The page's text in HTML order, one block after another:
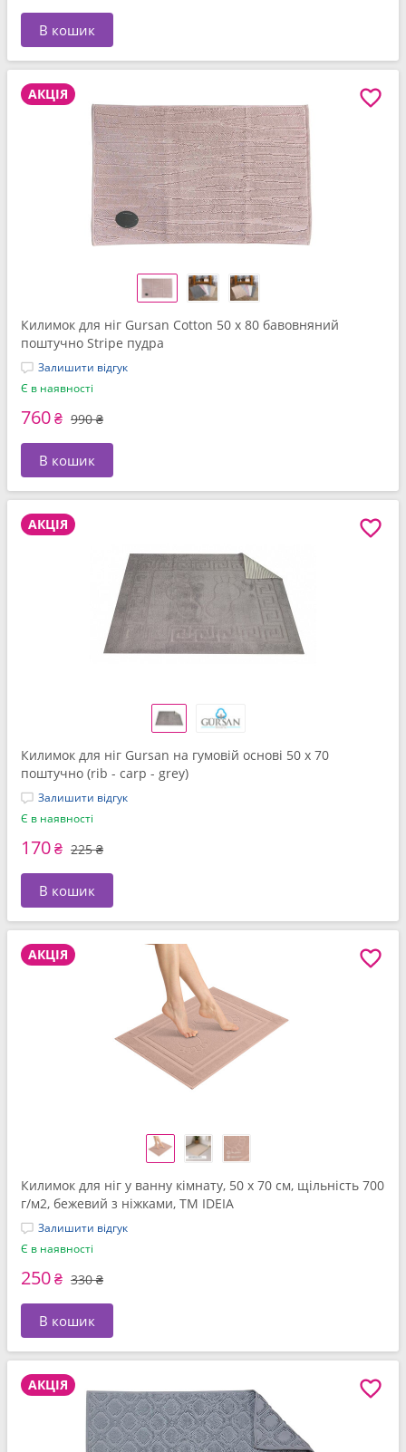
В кошик
АКЦІЯ
Килимок для нiг Gursan Cotton 50 x 80 бавовняний
поштучно Stripe пудра
Залишити відгук
Є в наявності
760₴ 990 ₴
В кошик
АКЦІЯ
Килимок для ніг Gursan на гумовій основі 50 x 70
поштучно (rib - carp - grey)
Залишити відгук
Є в наявності
170₴ 225 ₴
В кошик
АКЦІЯ
Килимок для ніг у ванну кімнату, 50 x 70 см, щільність 700
г/м2, бежевий з ніжками, ТМ IDEIA
Залишити відгук
Є в наявності
250₴ 330 ₴
В кошик
АКЦІЯ